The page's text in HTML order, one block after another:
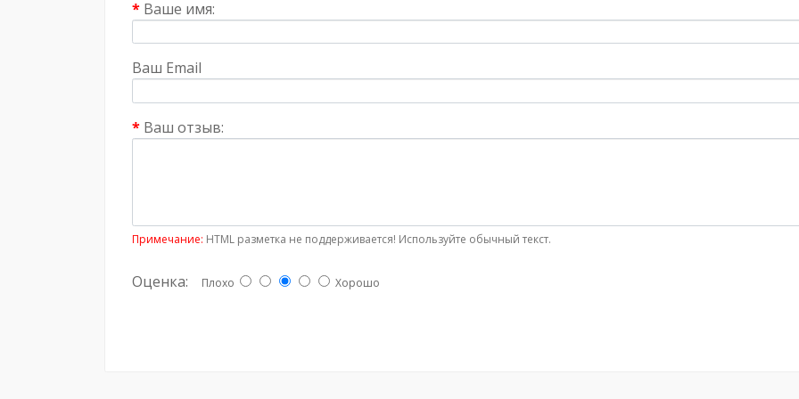
Ваше имя:
Ваш Email
Ваш отзыв:
Примечание: HTML разметка не поддерживается! Используйте обычный текст.
Оценка: Плохо Хорошо